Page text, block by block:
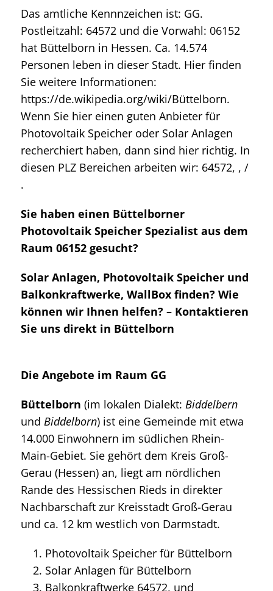
Das amtliche Kennnzeichen ist: GG.
Postleitzahl: 64572 und die Vorwahl: 06152
hat Büttelborn in Hessen. Ca. 14.574
Personen leben in dieser Stadt. Hier finden
Sie weitere Informationen:
https://de.wikipedia.org/wiki/Büttelborn.
Wenn Sie hier einen guten Anbieter für
Photovoltaik Speicher oder Solar Anlagen
recherchiert haben, dann sind hier richtig. In
diesen PLZ Bereichen arbeiten wir: 64572, , /
.
Sie haben einen Büttelborner
Photovoltaik Speicher Spezialist aus dem
Raum 06152 gesucht?
Solar Anlagen, Photovoltaik Speicher und
Balkonkraftwerke, WallBox finden? Wie
können wir Ihnen helfen? – Kontaktieren
Sie uns direkt in Büttelborn
Die Angebote im Raum GG
Büttelborn (im lokalen Dialekt: Biddelbern
und Biddelborn) ist eine Gemeinde mit etwa
14.000 Einwohnern im südlichen Rhein-
Main-Gebiet. Sie gehört dem Kreis Groß-
Gerau (Hessen) an, liegt am nördlichen
Rande des Hessischen Rieds in direkter
Nachbarschaft zur Kreisstadt Groß-Gerau
und ca. 12 km westlich von Darmstadt.
Photovoltaik Speicher für Büttelborn
Solar Anlagen für Büttelborn
Balkonkraftwerke 64572, und